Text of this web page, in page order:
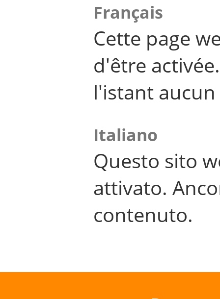
Français
Cette page
d'être
l'istant
Italiano
Questo sito
attivato.
contenuto.